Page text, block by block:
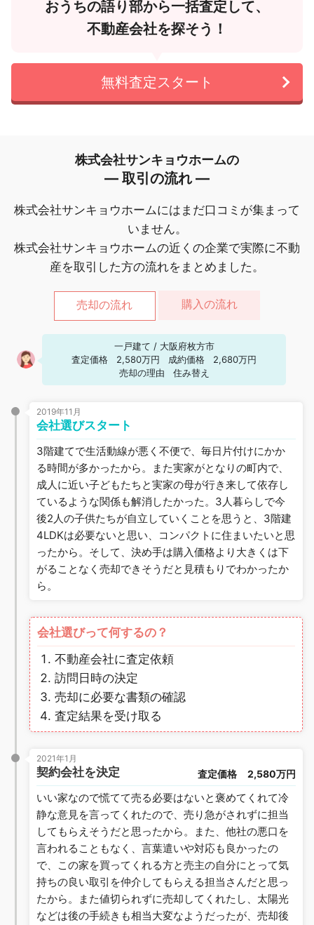
おうちの語り部から一括査定して、
不動産会社を探そう！
無料査定スタート
株式会社サンキョウホームの
― 取引の流れ ―
株式会社サンキョウホームにはまだ口コミが集まって
いません。
株式会社サンキョウホームの近くの企業で実際に不動
産を取引した方の流れをまとめました。
売却の流れ 購入の流れ
一戸建て / 大阪府枚方市
査定価格
2,580万円 成約価格
2,680万円
売却の理由
住み替え
2019年11月
会社選びスタート
3階建てで生活動線が悪く不便で、毎日片付けにかか
る時間が多かったから。また実家がとなりの町内で、
成人に近い子どもたちと実家の母が行き来して依存し
ているような関係も解消したかった。3人暮らしで今
後2人の子供たちが自立していくことを思うと、3階建
4LDKは必要ないと思い、コンパクトに住まいたいと思
ったから。そして、決め手は購入価格より大きくは下
がることなく売却できそうだと見積もりでわかったか
ら。
会社選びって何するの？
不動産会社に査定依頼
訪問日時の決定
売却に必要な書類の確認
査定結果を受け取る
2021年1月
契約会社を決定 査定価格 2,580万円
いい家なので慌てて売る必要はないと褒めてくれて冷
静な意見を言ってくれたので、売り急がされずに担当
してもらえそうだと思ったから。また、他社の悪口を
言われることもなく、言葉遣いや対応も良かったの
で、この家を買ってくれる方と売主の自分にとって気
持ちの良い取引を仲介してもらえる担当さんだと思っ
たから。また値切られずに売却してくれたし、太陽光
などは後の手続きも相当大変なようだったが、売却後